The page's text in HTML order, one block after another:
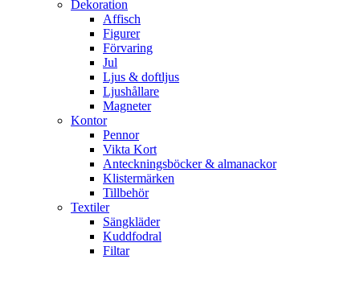
Dekoration
Affisch
Figurer
Förvaring
Jul
Ljus & doftljus
Ljushållare
Magneter
Kontor
Pennor
Vikta Kort
Anteckningsböcker & almanackor
Klistermärken
Tillbehör
Textiler
Sängkläder
Kuddfodral
Filtar